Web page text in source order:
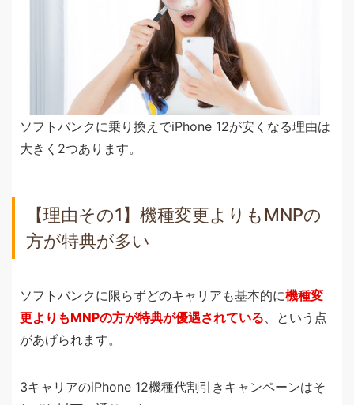
ソフトバンクに乗り換えでiPhone 12が安くなる理由は
大きく2つあります。
【理由その1】機種変更よりもMNPの
方が特典が多い
ソフトバンクに限らずどのキャリアも基本的に機種変
更よりもMNPの方が特典が優遇されている、という点
があげられます。
3キャリアのiPhone 12機種代割引きキャンペーンはそ